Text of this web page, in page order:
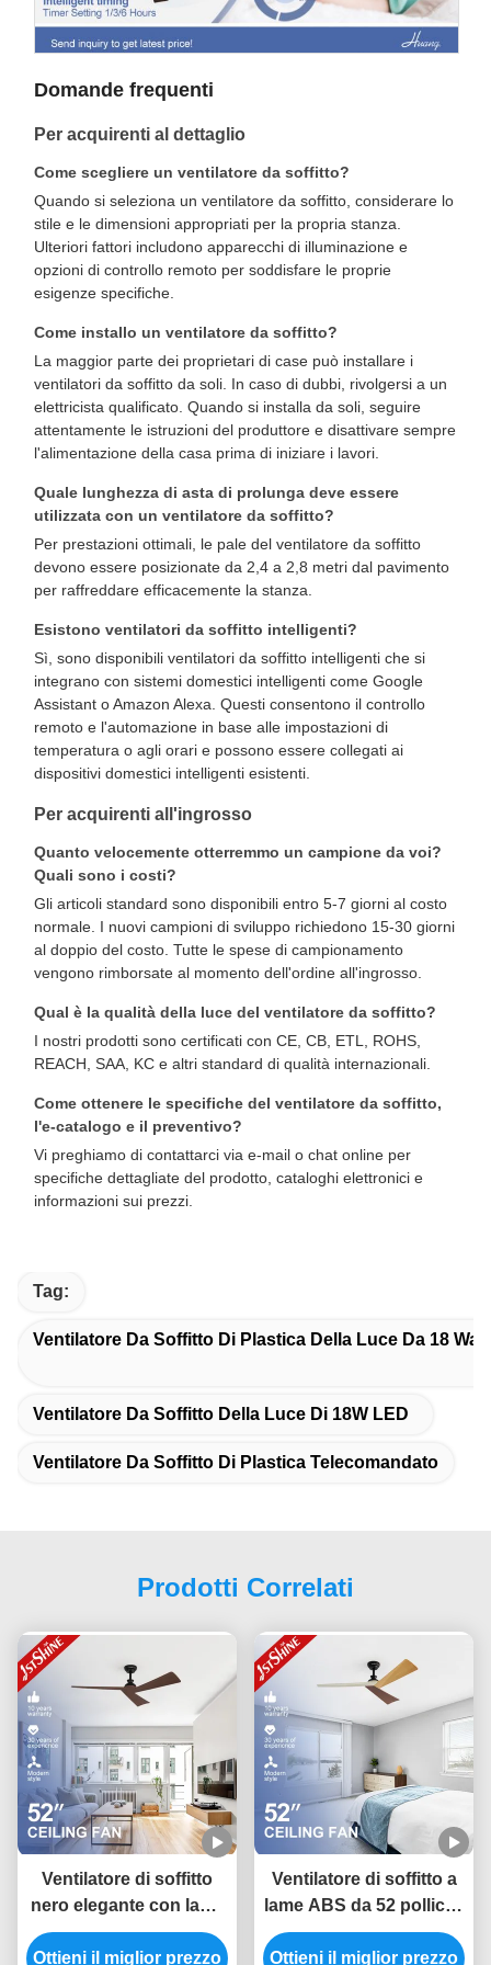
Domande frequenti
Per acquirenti al dettaglio
Come scegliere un ventilatore da soffitto?
Quando si seleziona un ventilatore da soffitto, considerare lo
stile e le dimensioni appropriati per la propria stanza.
Ulteriori fattori includono apparecchi di illuminazione e
opzioni di controllo remoto per soddisfare le proprie
esigenze specifiche.
Come installo un ventilatore da soffitto?
La maggior parte dei proprietari di case può installare i
ventilatori da soffitto da soli. In caso di dubbi, rivolgersi a un
elettricista qualificato. Quando si installa da soli, seguire
attentamente le istruzioni del produttore e disattivare sempre
l'alimentazione della casa prima di iniziare i lavori.
Quale lunghezza di asta di prolunga deve essere
utilizzata con un ventilatore da soffitto?
Per prestazioni ottimali, le pale del ventilatore da soffitto
devono essere posizionate da 2,4 a 2,8 metri dal pavimento
per raffreddare efficacemente la stanza.
Esistono ventilatori da soffitto intelligenti?
Sì, sono disponibili ventilatori da soffitto intelligenti che si
integrano con sistemi domestici intelligenti come Google
Assistant o Amazon Alexa. Questi consentono il controllo
remoto e l'automazione in base alle impostazioni di
temperatura o agli orari e possono essere collegati ai
dispositivi domestici intelligenti esistenti.
Per acquirenti all'ingrosso
Quanto velocemente otterremmo un campione da voi?
Quali sono i costi?
Gli articoli standard sono disponibili entro 5-7 giorni al costo
normale. I nuovi campioni di sviluppo richiedono 15-30 giorni
al doppio del costo. Tutte le spese di campionamento
vengono rimborsate al momento dell'ordine all'ingrosso.
Qual è la qualità della luce del ventilatore da soffitto?
I nostri prodotti sono certificati con CE, CB, ETL, ROHS,
REACH, SAA, KC e altri standard di qualità internazionali.
Come ottenere le specifiche del ventilatore da soffitto,
l'e-catalogo e il preventivo?
Vi preghiamo di contattarci via e-mail o chat online per
specifiche dettagliate del prodotto, cataloghi elettronici e
informazioni sui prezzi.
Tag:
Ventilatore Da Soffitto Di Plastica Della Luce Da 18
Ventilatore Da Soffitto Della Luce Di 18W LED
Ventilatore Da Soffitto Di Plastica Telecomandato
Prodotti Correlati
Ventilatore di soffitto
nero elegante con lame
di grano di legno scuro
e tipo di interruttore a
Ottieni il miglior prezzo
Ventilatore di soffitto a
lame ABS da 52 pollici a
risparmio energetico
con controllo Smart
Ottieni il miglior prezzo